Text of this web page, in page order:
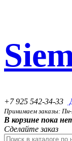
+7 925 542-34-33
Принимаем заказы:
В корзине пока
Сделайте заказ